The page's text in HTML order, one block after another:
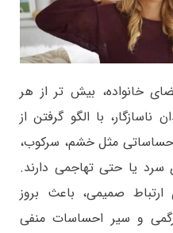
خانواده، بیش تر از هر
با الگو گرفتن از
مثل خشم، سرکوب،
سرد یا حتی تهاجمی دارند.
صمیمی، باعث بروز
و سیر احساسات منفی